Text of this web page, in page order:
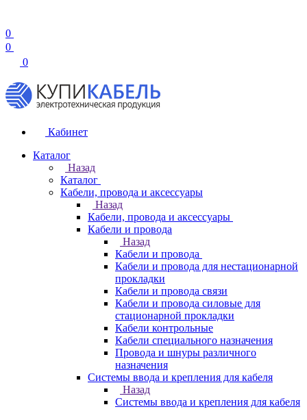
0
0
0
Кабинет
Каталог
Назад
Каталог
Кабели, провода и аксессуары
Назад
Кабели, провода и аксессуары
Кабели и провода
Назад
Кабели и провода
Кабели и провода для нестационарной
прокладки
Кабели и провода связи
Кабели и провода силовые для
стационарной прокладки
Кабели контрольные
Кабели специального назначения
Провода и шнуры различного
назначения
Системы ввода и крепления для кабеля
Назад
Системы ввода и крепления для кабеля